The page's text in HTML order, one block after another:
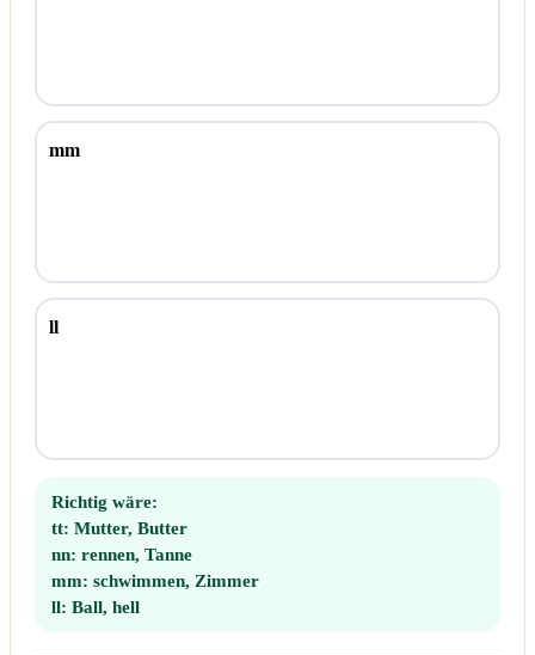
mm
ll
Richtig wäre:
tt: Mutter, Butter
nn: rennen, Tanne
mm: schwimmen, Zimmer
ll: Ball, hell